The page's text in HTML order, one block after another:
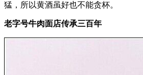
猛，所以黄酒虽好也不能贪杯。
老字号牛肉面店传承三百年